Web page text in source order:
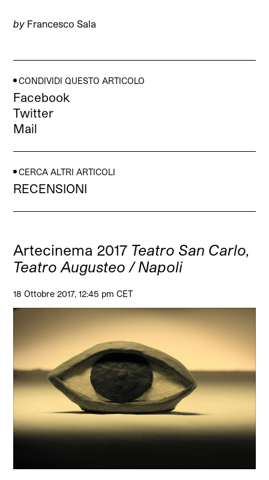
by Francesco Sala
CONDIVIDI QUESTO ARTICOLO
Facebook
Twitter
Mail
CERCA ALTRI ARTICOLI
RECENSIONI
Artecinema 2017 Teatro San Carlo,
Teatro Augusteo / Napoli
18 Ottobre 2017, 12:45 pm CET